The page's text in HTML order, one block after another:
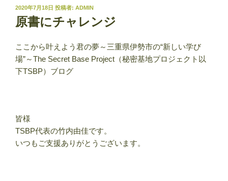
投
稿
日:
2020年7月18日 投稿者: ADMIN
原書にチャレンジ
ここから叶えよう君の夢～三重県伊勢市の“新しい学び
場”～The Secret Base Project（秘密基地プロジェクト以
下TSBP）ブログ
皆様
TSBP代表の竹内由佳です。
いつもご支援ありがとうございます。